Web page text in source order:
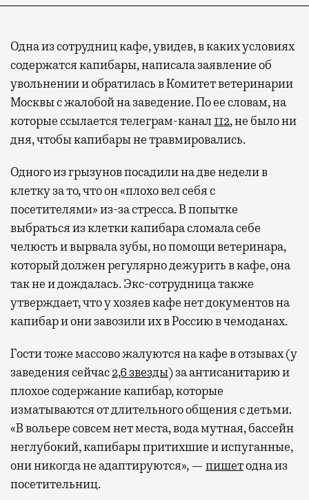
Одна из сотрудниц кафе, увидев, в каких условиях
содержатся капибары, написала заявление об
увольнении и обратилась в Комитет ветеринарии
Москвы с жалобой на заведение. По ее словам, на
которые ссылается телеграм-канал112, не было ни
дня, чтобы капибары не травмировались.
Одного из грызунов посадили на две недели в
клетку за то, что он «плохо вел себя с
посетителями» из-за стресса. В попытке
выбраться из клетки капибара сломала себе
челюсть и вырвала зубы, но помощи ветеринара,
который должен регулярно дежурить в кафе, она
так не и дождалась. Экс-сотрудница также
утверждает, что у хозяев кафе нет документов на
капибар и они завозили их в Россию в чемоданах.
Гости тоже массово жалуются на кафе в отзывах (у
заведения сейчас2,6 звезды) за антисанитарию и
плохое содержание капибар, которые
изматываются от длительного общения с детьми.
«В вольере совсем нет места, вода мутная, бассейн
неглубокий, капибары притихшие и испуганные,
они никогда не адаптируются», — пишетодна из
посетительниц.